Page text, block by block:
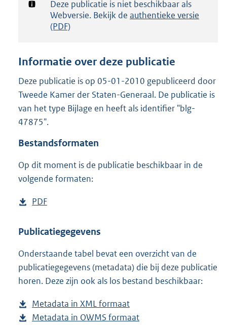
g
t
e
:
2
Notificatie:
Deze publicatie is niet beschikbaar als
Webversie. Bekijk de authentieke versie
(PDF)
Informatie over deze publicatie
Deze publicatie is op 05-01-2010 gepubliceerd door
Tweede Kamer der Staten-Generaal. De publicatie is
van het type Bijlage en heeft als identifier "blg-
47875".
Bestandsformaten
Op dit moment is de publicatie beschikbaar in de
volgende formaten:
D
w
l
o
a
p
u
PDF
s
a
n
d
g
r
Publicatiegegevens
Onderstaande tabel bevat een overzicht van de
publicatiegegevens (metadata) die bij deze publicatie
horen. Deze zijn ook als los bestand beschikbaar:
Metadata in XML formaat
e
Metadata in OWMS formaat